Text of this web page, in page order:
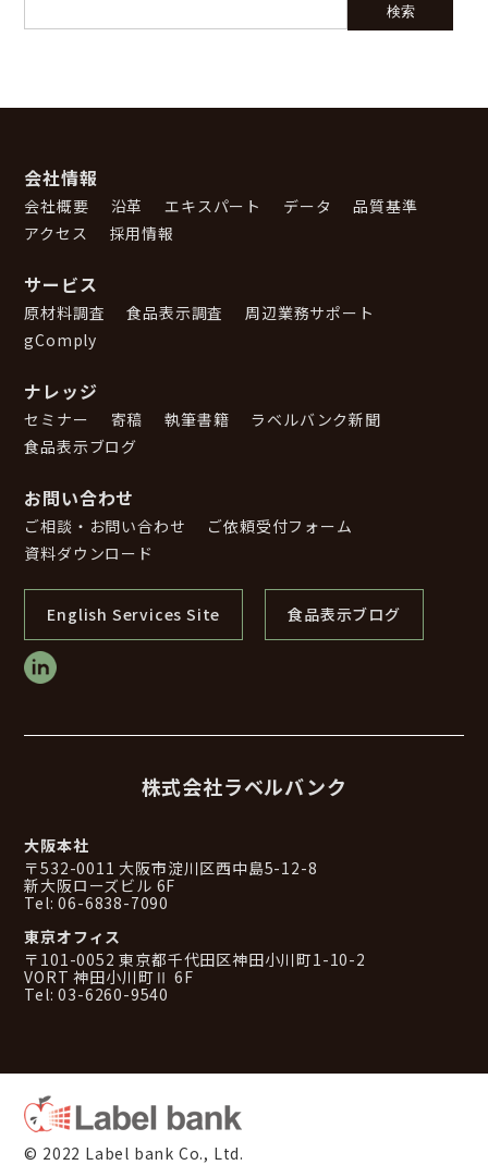
会社情報
会社概要 沿革 エキスパート データ
品質基準
アクセス
採用情報
サービス
原材料調査 食品表示調査
周辺業務サポート
gComply
ナレッジ
セミナー 寄稿 執筆書籍
ラベルバンク新聞
食品表示ブログ
お問い合わせ
ご相談・お問い合わせ
ご依頼受付フォーム
資料ダウンロード
English Services Site 食品表示ブログ
株式会社ラベルバンク
大阪本社
〒532-0011 大阪市淀川区西中島5-12-8
新大阪ローズビル 6F
Tel: 06-6838-7090
東京オフィス
〒101-0052 東京都千代田区神田小川町1-10-2
VORT 神田小川町Ⅱ 6F
Tel: 03-6260-9540
© 2022 Label bank Co., Ltd.